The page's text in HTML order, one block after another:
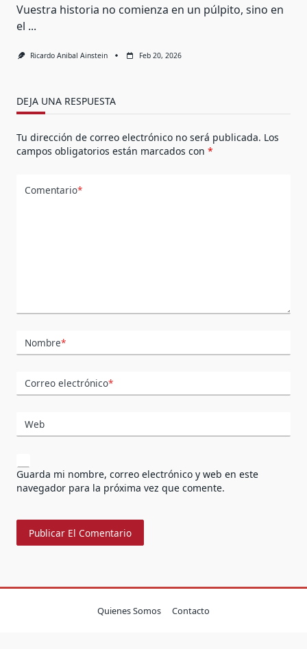
Vuestra historia no comienza en un púlpito, sino en
el ...
Ricardo Anibal Ainstein Feb 20, 2026
DEJA UNA RESPUESTA
Tu dirección de correo electrónico no será publicada. Los
campos obligatorios están marcados con *
Comentario*
Nombre*
Correo electrónico*
Web
Guarda mi nombre, correo electrónico y web en este
navegador para la próxima vez que comente.
Quienes Somos Contacto